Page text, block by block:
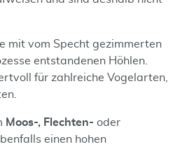
mit vom Specht gezimmerten
entstandenen Höhlen.
für zahlreiche Vogelarten,
Moos-, Flechten- oder
einen hohen